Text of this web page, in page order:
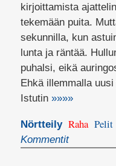
kirjoittamista
tekemään puita.
sekunnilla, kun
lunta ja räntää.
puhalsi, eikä
Ehkä illemmalla
Istutin»»»»
Nörtteily Raha Pelit
Kommentit